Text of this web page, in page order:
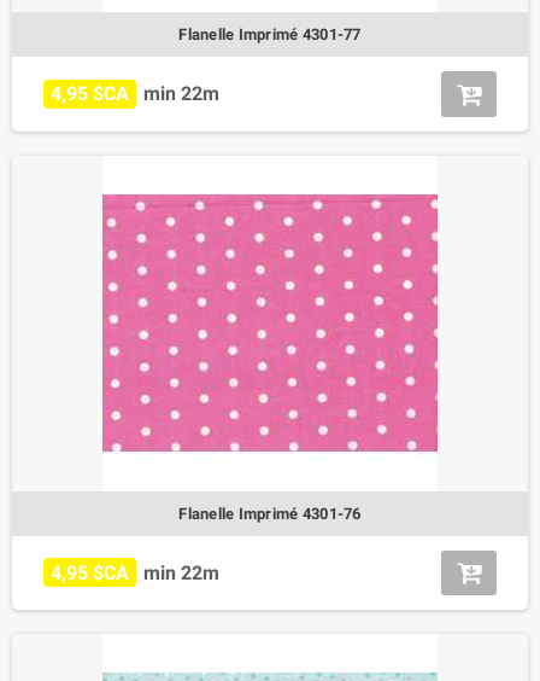
Flanelle Imprimé 4301-77
4,95 $CA min 22m
Flanelle Imprimé 4301-76
4,95 $CA min 22m